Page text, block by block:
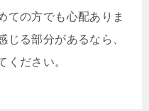
ての方でも心配ありま
じる部分があるなら、
ください。